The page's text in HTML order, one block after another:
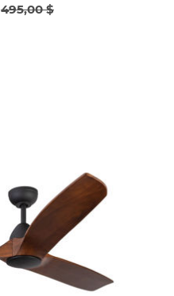
495,00 $